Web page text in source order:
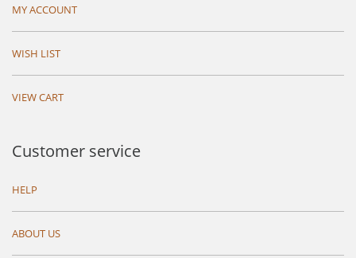
MY ACCOUNT
WISH LIST
VIEW CART
Customer service
HELP
ABOUT US